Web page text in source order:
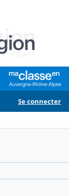
Se connecter